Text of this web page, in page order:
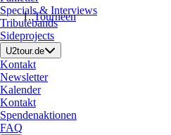
Specials & Interviews
Tributebands
Sideprojects
U2tour.de
Kontakt
Newsletter
Kalender
Kontakt
Spendenaktionen
FAQ
Tourneen